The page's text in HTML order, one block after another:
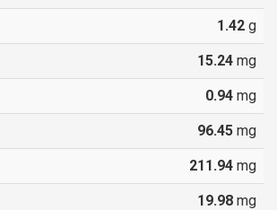
1.42 g
15.24 mg
0.94 mg
96.45 mg
211.94 mg
19.98 mg